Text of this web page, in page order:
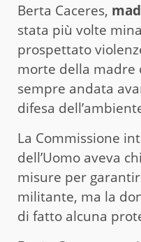
Berta Caceres,
stata più volte
prospettato
morte della madre
sempre andata
difesa
La Commissione
dell’Uomo aveva
misure per
militante, ma la
di fatto alcuna